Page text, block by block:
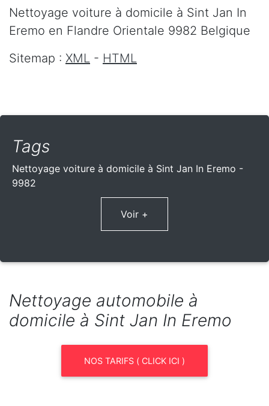
Nettoyage voiture à domicile à Sint Jan In
Eremo en Flandre Orientale 9982 Belgique
Sitemap : XML - HTML
Tags
Nettoyage voiture à domicile à Sint Jan In Eremo -
9982
Voir +
Nettoyage automobile à
domicile à Sint Jan In Eremo
NOS TARIFS ( CLICK ICI )